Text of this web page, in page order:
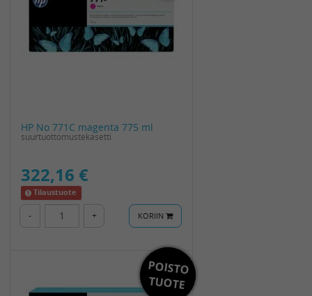
HP No 771C magenta 775 ml
suurtuottomustekasetti
322,16 €
Tilaustuote
- + KORIIN
Toimitus
0€
POISTO
TUOTE